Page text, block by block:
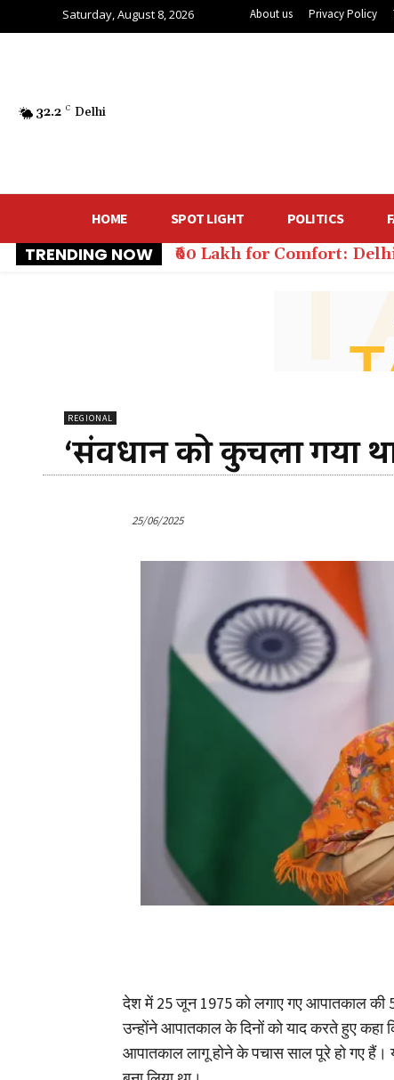
Saturday, August 8, 2026 About us Privacy Policy
32.2 C Delhi
HOME SPOT LIGHT POLITICS
TRENDING NOW ₹60 Lakh for Comfort:
REGIONAL
‘संविधान को कुचला गया
25/06/2025
देश में 25 जून 1975 को लगाए गए आपातकाल की
उन्होंने आपातकाल के दिनों को याद करते हुए
आपातकाल लागू होने के पचास साल पूरे हो गए